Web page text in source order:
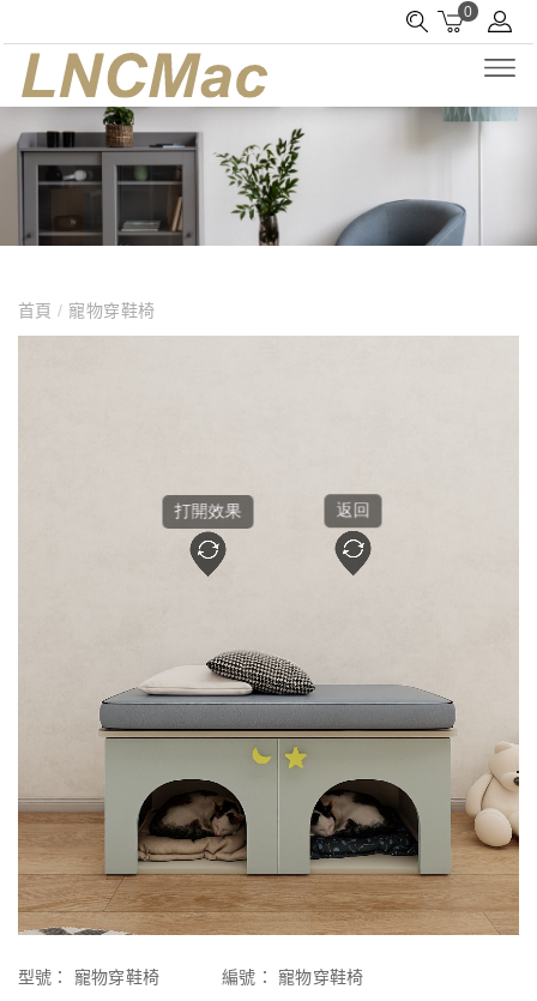
0
首頁/ 寵物穿鞋椅
型號： 寵物穿鞋椅 編號：寵物穿鞋椅